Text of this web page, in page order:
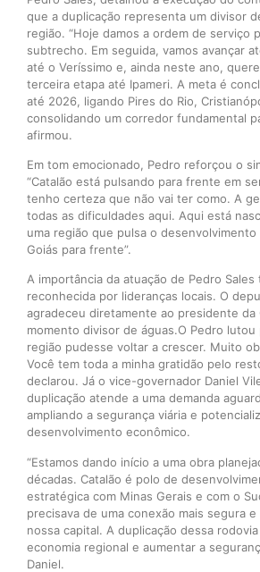
que a duplicação representa um divisor
região. “Hoje damos a ordem de serviço
subtrecho. Em seguida, vamos avançar
até o Veríssimo e, ainda neste ano,
terceira etapa até Ipameri. A meta é
até 2026, ligando Pires do Rio,
consolidando um corredor fundamental
afirmou.
Em tom emocionado, Pedro reforçou o
“Catalão está pulsando para frente em
tenho certeza que não vai ter como. A
todas as dificuldades aqui. Aqui está
uma região que pulsa o
Goiás para frente”.
A importância da atuação de Pedro Sales
reconhecida por lideranças locais. O
agradeceu diretamente ao presidente da
momento divisor de águas.O Pedro lutou
região pudesse voltar a crescer. Muito
Você tem toda a minha gratidão pelo
declarou. Já o vice-governador Daniel
duplicação atende a uma demanda
ampliando a segurança viária e
desenvolvimento econômico.
“Estamos dando início a uma obra
décadas. Catalão é polo de
estratégica com Minas Gerais e com o
precisava de uma conexão mais segura
nossa capital. A duplicação dessa
economia regional e aumentar a
Daniel.